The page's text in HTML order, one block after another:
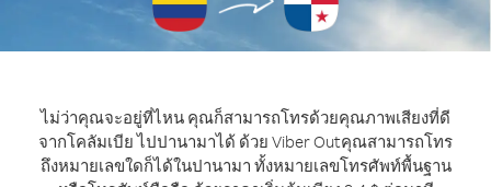
ไม่ว่าคุณจะอยู่ที่ไหน คุณก็สามารถโทรด้วยคุณภาพเสียงที่ดี
จากโคลัมเบีย ไปปานามาได้ ด้วย Viber Outคุณสามารถโทร
ถึงหมายเลขใดก็ได้ในปานามา ทั้งหมายเลขโทรศัพท์พื้นฐาน